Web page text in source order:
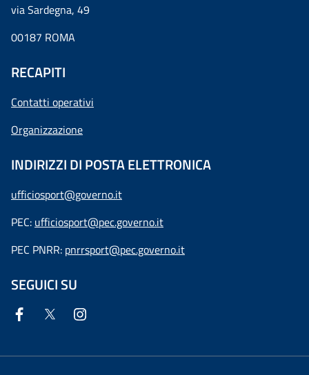
via Sardegna, 49
00187 ROMA
RECAPITI
Contatti operativi
Organizzazione
INDIRIZZI DI POSTA ELETTRONICA
ufficiosport@governo.it
PEC: ufficiosport@pec.governo.it
PEC PNRR: pnrrsport@pec.governo.it
SEGUICI SU